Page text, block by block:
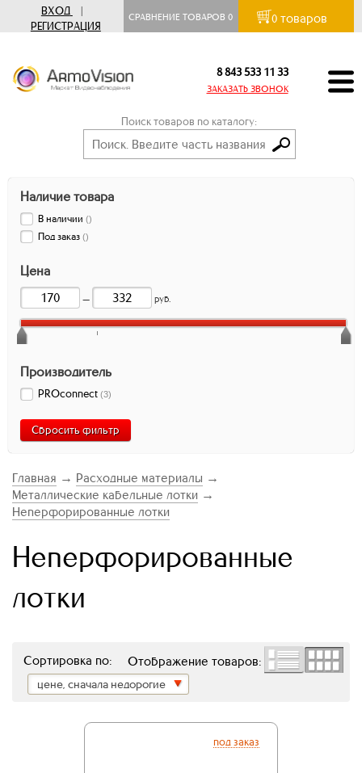
ВХОД
|
РЕГИСТРАЦИЯ
СРАВНЕНИЕ ТОВАРОВ0 0 товаров
8 843 533 11 33
ЗАКАЗАТЬ ЗВОНОК
Поиск товаров по каталогу:
Наличие товара
В наличии ()
Под заказ ()
Цена
— руб.
Производитель
PROconnect (3)
Сбросить фильтр
Главная → Расходные материалы →
Металлические кабельные лотки →
Неперфорированные лотки
Неперфорированные
лотки
Отображение товаров:
Сортировка по:
цене, сначала недорогие
под заказ